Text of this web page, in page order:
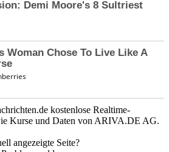
kostenlose Realtime-
Kurse und Daten von ARIVA.DE AG.
angezeigte Seite?